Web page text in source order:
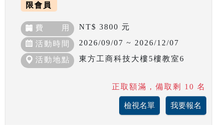
限會員
費 用 NT$ 3800 元
活動時間 2026/09/07 ~ 2026/12/07
活動地點 東方工商科技大樓5樓教室6
正取額滿，備取剩 10 名